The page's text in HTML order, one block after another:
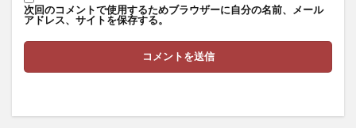
次回のコメントで使用するためブラウザーに自分の名前、メール
アドレス、サイトを保存する。